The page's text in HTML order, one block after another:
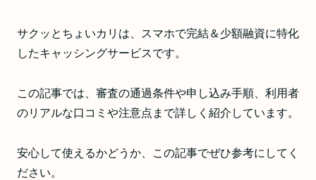
サクッとちょいカリは、スマホで完結＆少額融資に特化
したキャッシングサービスです。
この記事では、審査の通過条件や申し込み手順、利用者
のリアルな口コミや注意点まで詳しく紹介しています。
安心して使えるかどうか、この記事でぜひ参考にしてく
ださい。